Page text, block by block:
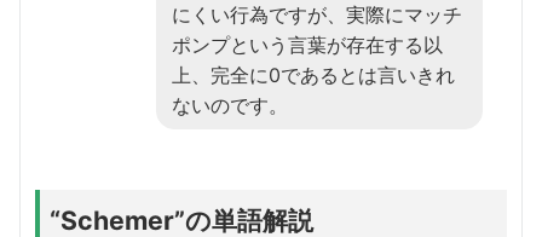
にくい行為ですが、実際にマッチ
ポンプという言葉が存在する以
上、完全に0であるとは言いきれ
ないのです。
“Schemer”の単語解説